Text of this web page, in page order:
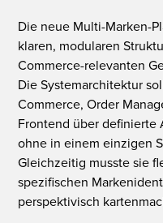
Die neue Multi-Marken-
klaren, modularen
Commerce-relevanten
Die Systemarchitektur
Commerce, Order
Frontend über definierte
ohne in einem einzigen
Gleichzeitig musste sie
spezifischen
perspektivisch